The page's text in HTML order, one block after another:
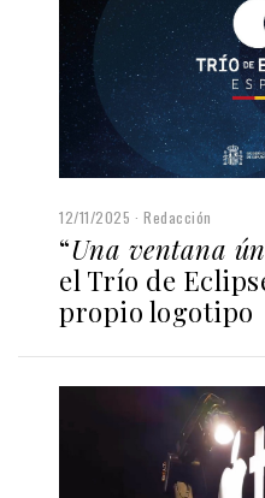
12/11/2025 Redacción
“Una ventana
el Trío de
propio logotipo